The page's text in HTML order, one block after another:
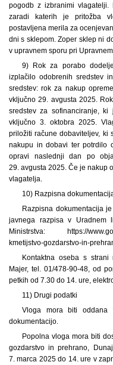
pogodb z izbranimi vlagatelji.
zaradi katerih je pritožba
postavljena merila za
dni s sklepom. Zoper sklep ni
v upravnem sporu pri
9) Rok za porabo
izplačilo odobrenih sredstev
sredstev: rok za nakup
vključno 29. avgusta 2025.
sredstev za sofinanciranje,
vključno 3. oktobra 2025.
priložiti račune dobaviteljev, ki
nakupu in dobavi ter potrdilo
opravi naslednji dan po
29. avgusta 2025. Če je nakup
vlagatelja.
10) Razpisna
Razpisna dokumentacija
javnega razpisa v Uradnem
Ministrstva: https://
kmetijstvo-gozdarstvo-in-
Kontaktna oseba s strani
Majer, tel. 01/478-90-48, od
petkih od 7.30 do 14. ure,
11) Drugi podatki
Vloga mora biti oddana
dokumentacijo.
Popolna vloga mora biti
gozdarstvo in prehrano,
7. marca 2025 do 14. ure v